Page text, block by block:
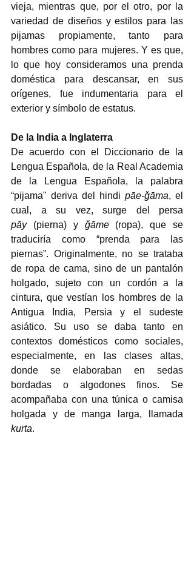
vieja, mientras que, por el otro, por la
variedad de diseños y estilos para las
pijamas propiamente, tanto para
hombres como para mujeres. Y es que,
lo que hoy consideramos una prenda
doméstica para descansar, en sus
orígenes, fue indumentaria para el
exterior y símbolo de estatus.
De la India a Inglaterra
De acuerdo con el Diccionario de la
Lengua Española, de la Real Academia
de la Lengua Española, la palabra
“pijama" deriva del hindi pāe-ǧāma, el
pāy (pierna) y ǧāme (ropa), que se
traduciría como “prenda para las
piernas”. Originalmente, no se trataba
de ropa de cama, sino de un pantalón
holgado, sujeto con un cordón a la
cintura, que vestían los hombres de la
Antigua India, Persia y el sudeste
asiático. Su uso se daba tanto en
contextos domésticos como sociales,
especialmente, en las clases altas,
donde se elaboraban en sedas
bordadas o algodones finos. Se
acompañaba con una túnica o camisa
kurta.